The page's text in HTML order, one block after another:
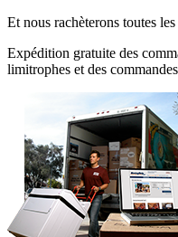
Et nous rachèterons toutes
Expédition gratuite des
limitrophes et des